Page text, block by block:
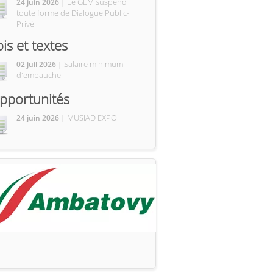
24 juin 2026 |
toute forme de Dialogue Public-
Privé
et textes
02 juil 2026 | Salaire minimum
d'embauche
24 juin 2026 | MUSIAD EXPO